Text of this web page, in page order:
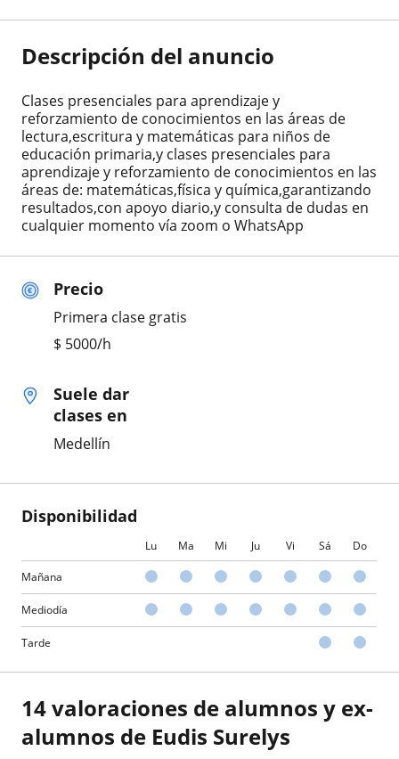
Precio
Primera clase gratis
$ 5000/h
Suele dar
clases en
Medellín
Disponibilidad
Lu Ma Mi Ju Vi Sá Do
Mañana
Mediodía
Tarde
Descripción del anuncio
Clases presenciales para aprendizaje y
reforzamiento de conocimientos en las áreas de
lectura,escritura y matemáticas para niños de
educación primaria,y clases presenciales para
aprendizaje y reforzamiento de conocimientos en las
áreas de: matemáticas,física y química,garantizando
resultados,con apoyo diario,y consulta de dudas en
cualquier momento vía zoom o WhatsApp
14 valoraciones de alumnos y ex-
alumnos de Eudis Surelys